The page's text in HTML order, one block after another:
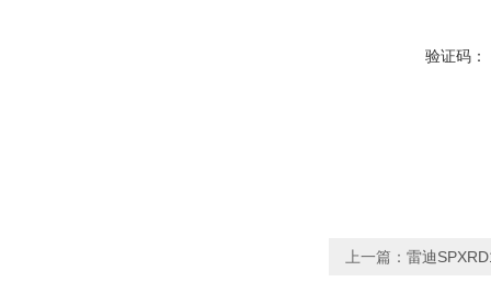
验证码：
上一篇： 雷迪